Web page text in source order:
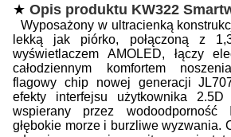
★ Opis produktu KW322
Wyposażony w ultracienką
lekką jak piórko, połączoną z
wyświetlaczem AMOLED, łączy
całodziennym komfortem
flagowy chip nowej generacji
efekty interfejsu użytkownika 2.5D
wspierany przez
głębokie morze i burzliwe wyzwania.